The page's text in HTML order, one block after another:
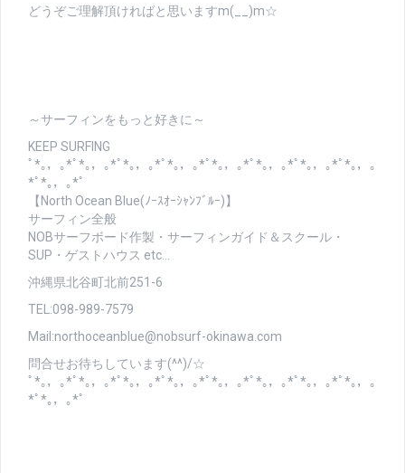
どうぞご理解頂ければと思いますm(__)m☆
～サーフィンをもっと好きに～
KEEP SURFING
ﾟ*｡，｡*ﾟ*｡，｡*ﾟ*｡，｡*ﾟ*｡，｡*ﾟ*｡，｡*ﾟ*｡，｡*ﾟ*｡，｡*ﾟ*｡，｡
*ﾟ*｡，｡*ﾟ
【North Ocean Blue(ﾉｰｽｵｰｼｬﾝﾌﾞﾙｰ)】
サーフィン全般
NOBサーフボード作製・サーフィンガイド＆スクール・
SUP・ゲストハウス etc…
沖縄県北谷町北前251-6
TEL:098-989-7579
Mail:northoceanblue@nobsurf-okinawa.com
問合せお待ちしています(^^)/☆
ﾟ*｡，｡*ﾟ*｡，｡*ﾟ*｡，｡*ﾟ*｡，｡*ﾟ*｡，｡*ﾟ*｡，｡*ﾟ*｡，｡*ﾟ*｡，｡
*ﾟ*｡，｡*ﾟ